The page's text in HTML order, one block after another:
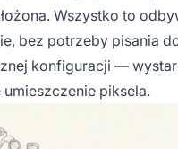
Wszystko to
bez potrzeby pisania
konfiguracji —
piksela.